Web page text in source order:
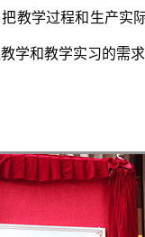
教学过程和生产实
学和教学实习的需求